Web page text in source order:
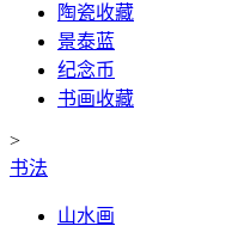
陶瓷收藏
景泰蓝
纪念币
书画收藏
>
书法
山水画